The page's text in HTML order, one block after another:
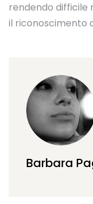
rendendo difficile
il riconoscimento
Barbara